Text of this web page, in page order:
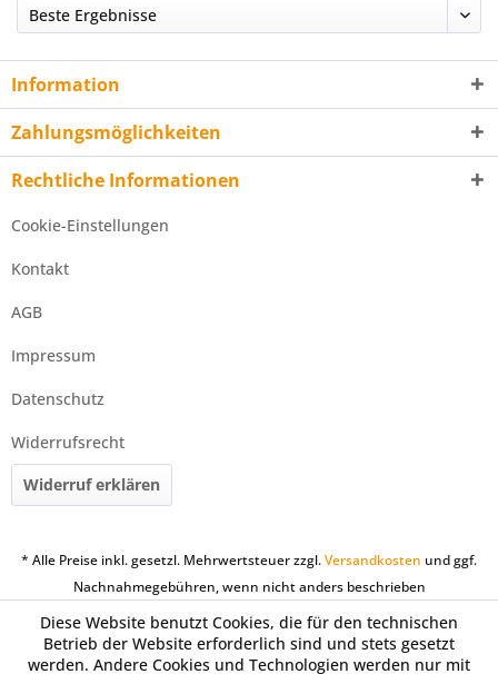
Information
Zahlungsmöglichkeiten
Rechtliche Informationen
Cookie-Einstellungen
Kontakt
AGB
Impressum
Datenschutz
Widerrufsrecht
Widerruf erklären
* Alle Preise inkl. gesetzl. Mehrwertsteuer zzgl.Versandkosten und ggf.
Nachnahmegebühren, wenn nicht anders beschrieben
Diese Website benutzt Cookies, die für den technischen
Betrieb der Website erforderlich sind und stets gesetzt
werden. Andere Cookies und Technologien werden nur mit